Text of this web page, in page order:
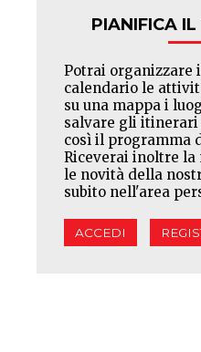
PIANIFICA
Potrai organizzare
calendario le
su una mappa i
salvare gli itinerari
così il programma
Riceverai inoltre
le novità della
subito nell'area
ACCEDI